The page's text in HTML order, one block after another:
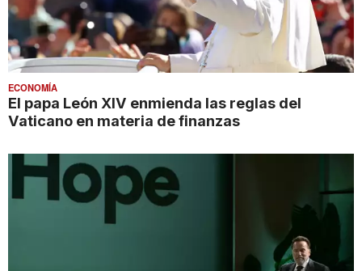
ECONOMÍA
El papa León XIV enmienda las reglas del
Vaticano en materia de finanzas